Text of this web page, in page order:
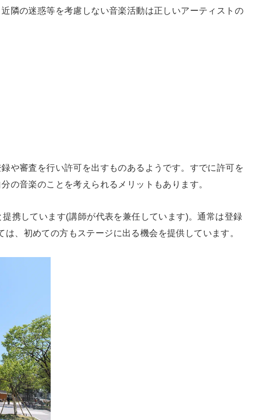
隣の迷惑等を考慮しない音楽活動は正しいアーティストの
や審査を行い許可を出すものあるようです。すでに許可を
の音楽のことを考えられるメリットもあります。
提携しています(講師が代表を兼任しています)。通常は登録
は、初めての方もステージに出る機会を提供しています。